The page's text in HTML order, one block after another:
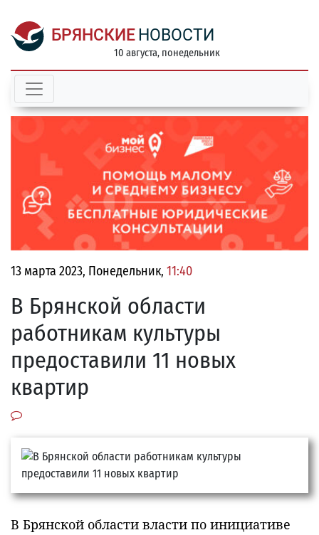
БРЯНСКИЕ НОВОСТИ
10 августа, понедельник
13 марта 2023, Понедельник, 11:40
В Брянской области
работникам культуры
предоставили 11 новых
квартир
В Брянской области власти по инициативе